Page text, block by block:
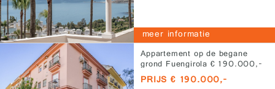
meer informatie
Appartement op de begane
grond Fuengirola € 190.000,-
PRIJS € 190.000,-